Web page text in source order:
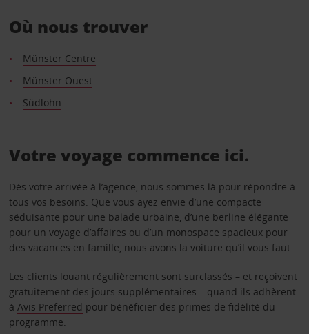
Où nous trouver
Münster Centre
Münster Ouest
Südlohn
Votre voyage commence ici.
Dès votre arrivée à l’agence, nous sommes là pour répondre à
tous vos besoins. Que vous ayez envie d’une compacte
séduisante pour une balade urbaine, d’une berline élégante
pour un voyage d’affaires ou d’un monospace spacieux pour
des vacances en famille, nous avons la voiture qu’il vous faut.
Les clients louant régulièrement sont surclassés – et reçoivent
gratuitement des jours supplémentaires – quand ils adhèrent
à Avis Preferred pour bénéficier des primes de fidélité du
programme.